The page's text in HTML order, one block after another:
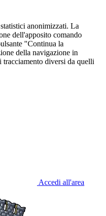
anonimizzati. La
dell'apposito comando
"Continua la
della navigazione in
tracciamento diversi da quelli
Accedi all'area